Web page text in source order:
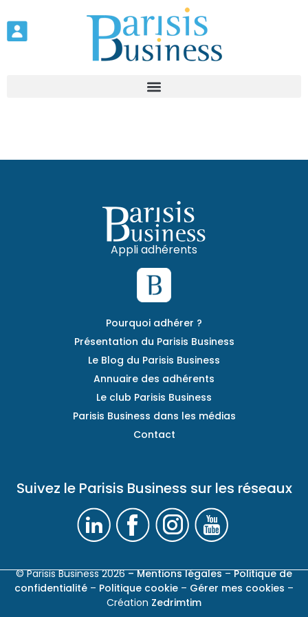
Appli adhérents
Pourquoi adhérer ?
Présentation du Parisis Business
Le Blog du Parisis Business
Annuaire des adhérents
Le club Parisis Business
Parisis Business dans les médias
Contact
Suivez le Parisis Business sur les réseaux
© Parisis Business 2026– Mentions légales–Politique de
confidentialité – Politique cookie – Gérer mes cookies –
Création Zedrimtim